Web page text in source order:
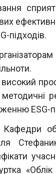
підходів.
ESG-